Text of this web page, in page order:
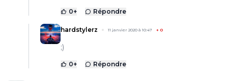
0+ Répondre
hardstylerz 11 janvier 2020 à 10:47 + 0
;)
0+ Répondre